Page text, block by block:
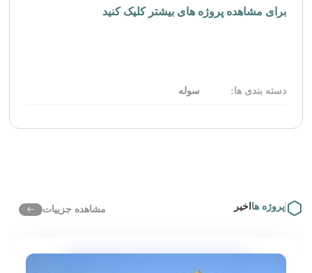
برای مشاهده پروژه های بیشتر کلیک کنید
دسته بندی ها: سوله
پروژه ها اخیر مشاهده جزییات